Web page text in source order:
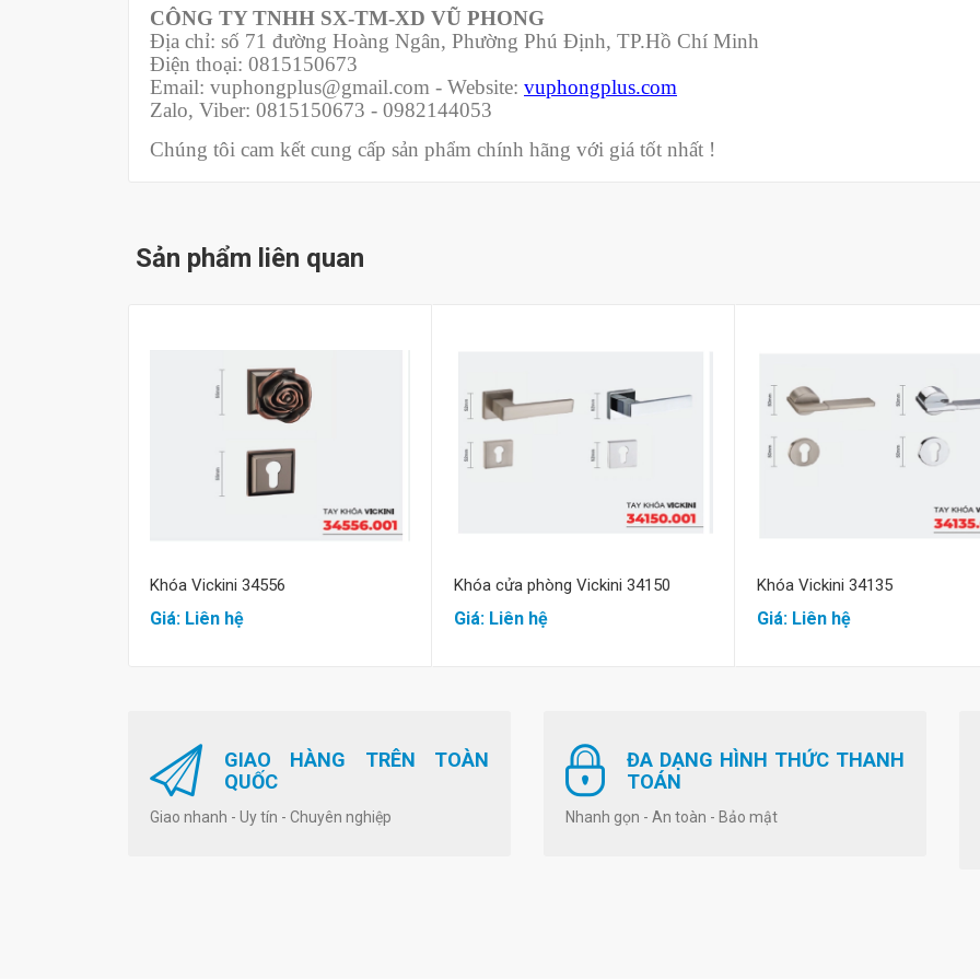
CÔNG TY TNHH SX-TM-XD VŨ PHONG
Địa chỉ: số 71 đường Hoàng Ngân, Phường Phú Định, TP.Hồ Chí Minh
Điện thoại: 0815150673
Email: vuphongplus@gmail.com - Website: vuphongplus.com
Zalo, Viber: 0815150673 - 0982144053
Chúng tôi cam kết cung cấp sản phẩm chính hãng với giá tốt nhất !
Sản phẩm liên quan
Mua hàng
Khóa Vickini 34556
Giá: Liên hệ
Mua hàng
Khóa cửa phòng Vickini 34150
Giá: Liên hệ
Mua hàng
Khóa Vickini 34135
Giá: Liên hệ
GIAO HÀNG TRÊN TOÀN
QUỐC
Giao nhanh - Uy tín - Chuyên nghiệp
ĐA DẠNG HÌNH THỨC THANH
TOÁN
Nhanh gọn - An toàn - Bảo mật